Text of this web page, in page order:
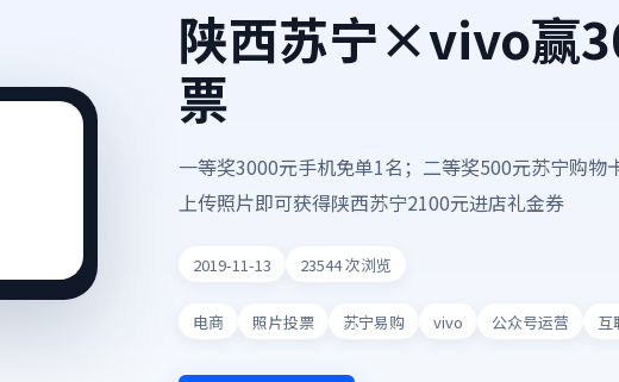
陕西苏宁×vivo赢
票
一等奖3000元手机免单1名；二等奖500元苏宁购物
上传照片即可获得陕西苏宁2100元进店礼金券
2019-11-13 23544次浏览
电商 照片投票 苏宁易购 vivo 公众号运营 互